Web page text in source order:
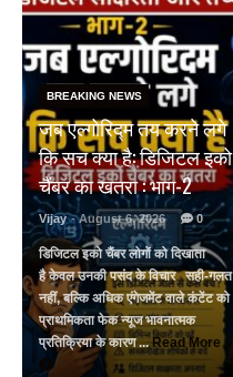
BREAKING NEWS
जब एल्गोरिद्म तय करने लगे
कि सच क्या है: डिजिटल इको
चैंबर का खतरा : भाग-2
Vijay - August 6, 2026 0
डिजिटल इको चैंबर लोगों को दिखाता
है केवल उनकी पसंद के विचार सही-गलत
नहीं, बल्कि अधिक एंगेजमेंट वाले कंटेंट को
प्राथमिकता फेक न्यूज भावनात्मक
प्रतिक्रिया के कारण ... Read More